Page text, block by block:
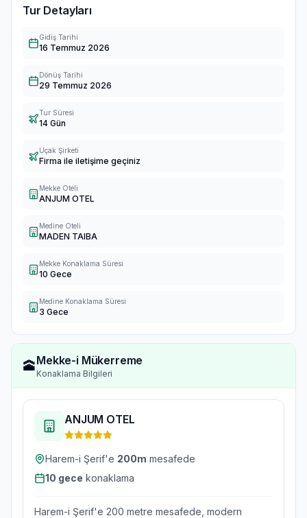
Tur Detayları
Gidiş Tarihi
16 Temmuz 2026
Dönüş Tarihi
29 Temmuz 2026
Tur Süresi
14 Gün
Uçak Şirketi
Firma ile iletişime geçiniz
Mekke Oteli
ANJUM OTEL
Medine Oteli
MADEN TAIBA
Mekke Konaklama Süresi
10 Gece
Medine Konaklama Süresi
3 Gece
🕋Mekke-i Mükerreme
Konaklama Bilgileri
ANJUM OTEL
Harem-i Şerif'e 200m mesafede
10 gece konaklama
Harem-i Şerif'e 200 metre mesafede, modern